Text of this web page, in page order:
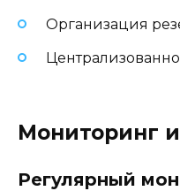
Организация
Мониторинг
Регулярный